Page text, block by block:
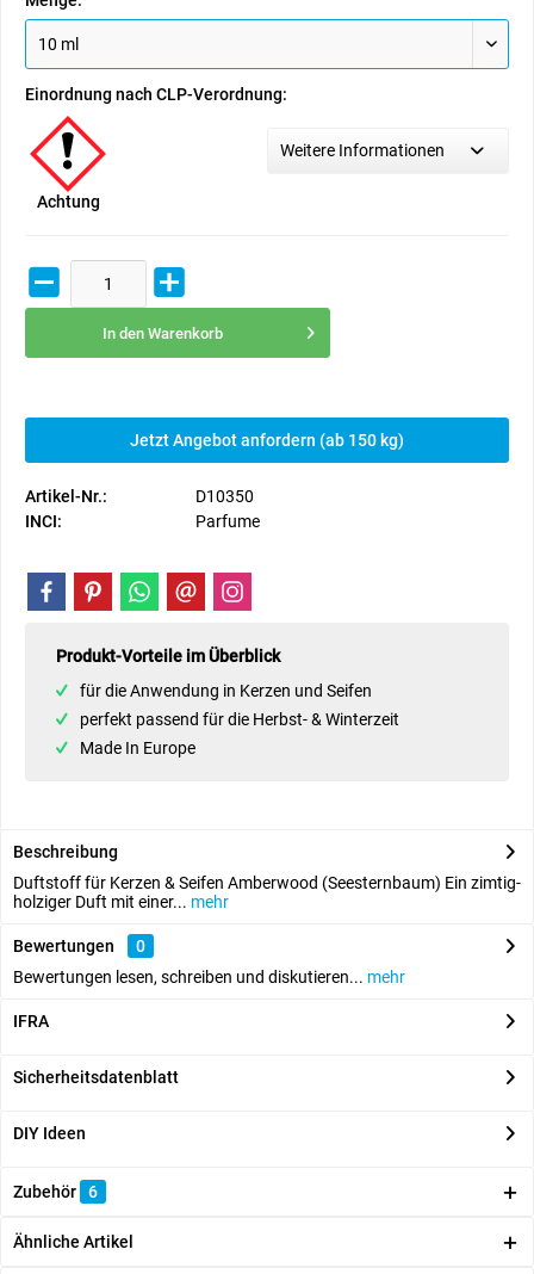
Einordnung nach CLP-Verordnung:
Achtung
Weitere Informationen
In den Warenkorb
Jetzt Angebot anfordern (ab 150 kg)
Artikel-Nr.:
D10350
INCI:
Parfume
Produkt-Vorteile im Überblick
für die Anwendung in Kerzen und Seifen
perfekt passend für die Herbst- & Winterzeit
Made In Europe
Beschreibung
Duftstoff für Kerzen & Seifen Amberwood (Seesternbaum) Ein zimtig-
holziger Duft mit einer... mehr
Bewertungen
0
Bewertungen lesen, schreiben und diskutieren... mehr
IFRA
Sicherheitsdatenblatt
DIY Ideen
Zubehör 6
Ähnliche Artikel